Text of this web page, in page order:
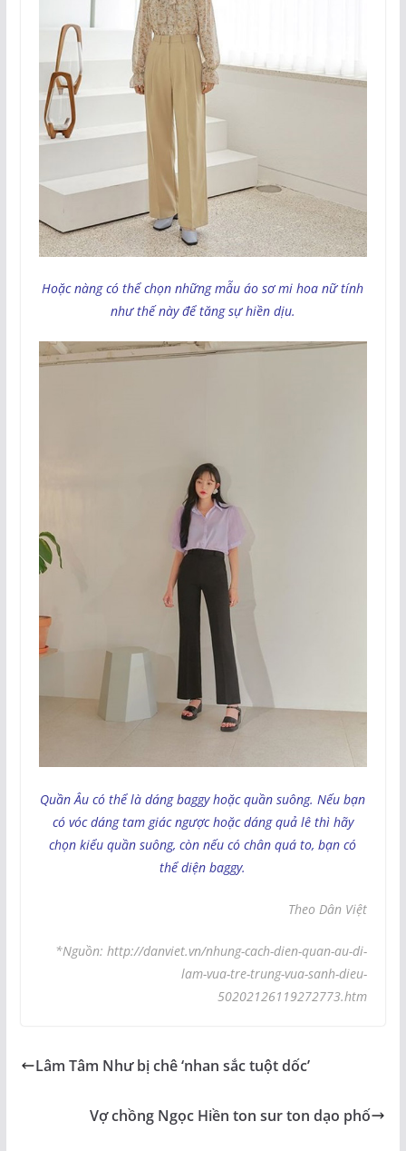
Hoặc nàng có thể chọn những mẫu áo sơ mi hoa nữ tính
như thế này để tăng sự hiền dịu.
Quần Âu có thể là dáng baggy hoặc quần suông. Nếu bạn
có vóc dáng tam giác ngược hoặc dáng quả lê thì hãy
chọn kiểu quần suông, còn nếu có chân quá to, bạn có
thể diện baggy.
Theo Dân Việt
*Nguồn: http://danviet.vn/nhung-cach-dien-quan-au-di-
lam-vua-tre-trung-vua-sanh-dieu-
50202126119272773.htm
Lâm Tâm Như bị chê ‘nhan sắc tuột dốc’
Vợ chồng Ngọc Hiền ton sur ton dạo phố